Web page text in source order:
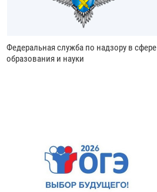
Федеральная служба по надзору в сфере
образования и науки